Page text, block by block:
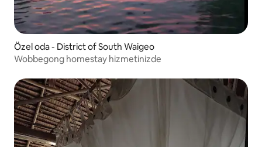
Özel oda - District of South Waigeo
Wobbegong homestay hizmetinizde